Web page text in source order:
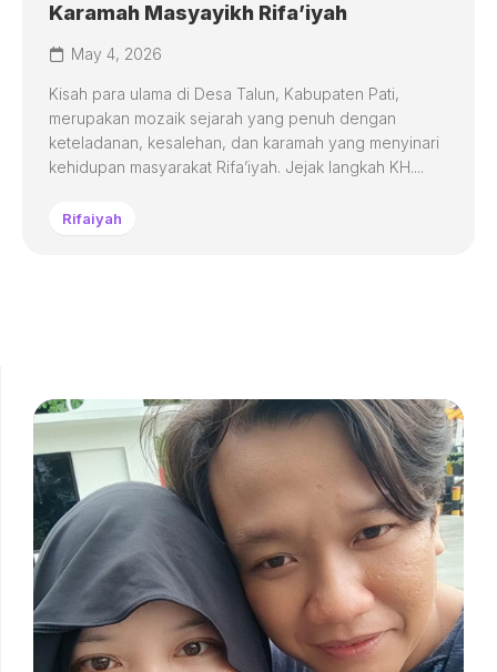
Karamah Masyayikh Rifa’iyah
May 4, 2026
Kisah para ulama di Desa Talun, Kabupaten Pati,
merupakan mozaik sejarah yang penuh dengan
keteladanan, kesalehan, dan karamah yang menyinari
kehidupan masyarakat Rifa’iyah. Jejak langkah KH....
Rifaiyah